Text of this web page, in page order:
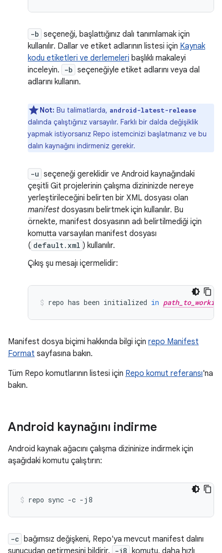
-b seçeneği, başlattığınız dalı tanımlamak için
kullanılır. Dallar ve etiket adlarının listesi için Kaynak
kodu etiketleri ve derlemeleri başlıklı makaleyi
inceleyin.
-b seçeneğiyle etiket adlarını veya dal
adlarını kullanın.
Not: Bu talimatlarda, android-latest-release
dalında çalıştığınız varsayılır. Farklı bir dalda değişiklik
yapmak istiyorsanız Repo istemcinizi başlatmanız ve bu
dalın kaynağını indirmeniz gerekir.
-u seçeneği gereklidir ve Android kaynağındaki
çeşitli Git projelerinin çalışma dizininizde nereye
yerleştirileceğini belirten bir XML dosyası olan
manifest dosyasını belirtmek için kullanılır. Bu
örnekte, manifest dosyasının adı belirtilmediği için
komutta varsayılan manifest dosyası
( default.xml ) kullanılır.
Çıkış şu mesajı içermelidir:
repo has been initialized in
Manifest dosya biçimi hakkında bilgi için repo Manifest
Format sayfasına bakın.
Tüm Repo komutlarının listesi için Repo komut referansı'na
bakın.
Android kaynağını indirme
Android kaynak ağacını çalışma dizininize indirmek için
aşağıdaki komutu çalıştırın:
repo sync -c -j8
-c bağımsız değişkeni, Repo'ya mevcut manifest dalını
sunucudan getirmesini bildirir.
-j8 komutu, daha hızlı